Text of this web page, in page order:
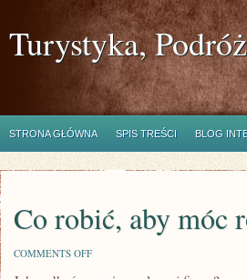
Turystyka,
STRONA GŁÓWNA SPIS TREŚCI BLOG
Co robić, aby móc
COMMENTS OFFON